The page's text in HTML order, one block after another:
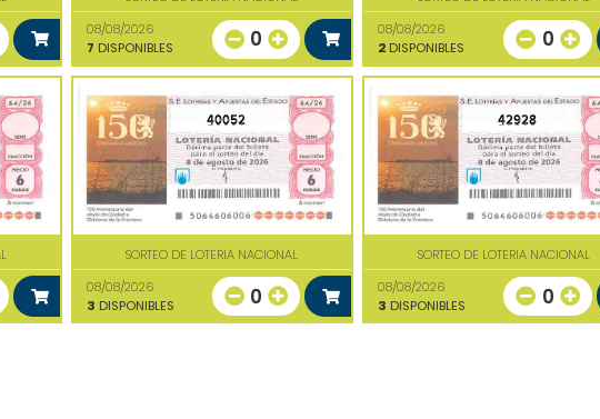
08/08/2026
7 DISPONIBLES 0
08/08/2026
2 DISPONIBLES 0
40052
SORTEO DE LOTERIA NACIONAL
08/08/2026
3 DISPONIBLES 0
42928
SORTEO DE LOTERIA NACIONAL
08/08/2026
3 DISPONIBLES 0